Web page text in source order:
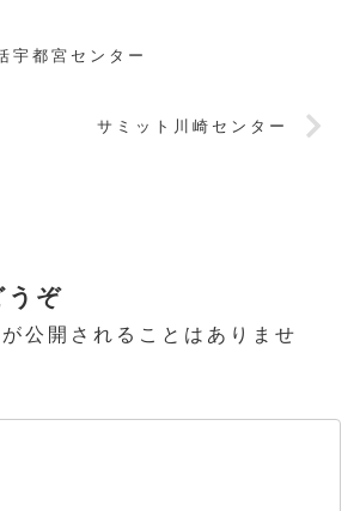
宇都宮センター
サミット川崎センター
うぞ
公開されることはありませ